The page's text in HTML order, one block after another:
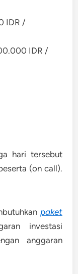
IDR /
IDR /
hari tersebut
(on call).
paket
investasi
anggaran